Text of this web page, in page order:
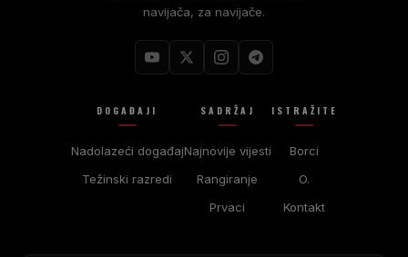
navijača, za navijače.
DOGAĐAJI
Nadolazeći događaj
Težinski razredi
SADRŽAJ
Najnovije vijesti
Rangiranje
Prvaci
ISTRAŽITE
Borci
O.
Kontakt